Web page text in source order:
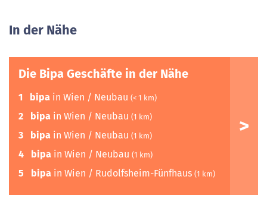
In der Nähe
Die Bipa Geschäfte in der Nähe
1 bipa in Wien / Neubau (< 1 km)
2 bipa in Wien / Neubau (1 km)
3 bipa in Wien / Neubau (1 km)
4 bipa in Wien / Neubau (1 km)
5 bipa in Wien / Rudolfsheim-Fünfhaus (1 km)